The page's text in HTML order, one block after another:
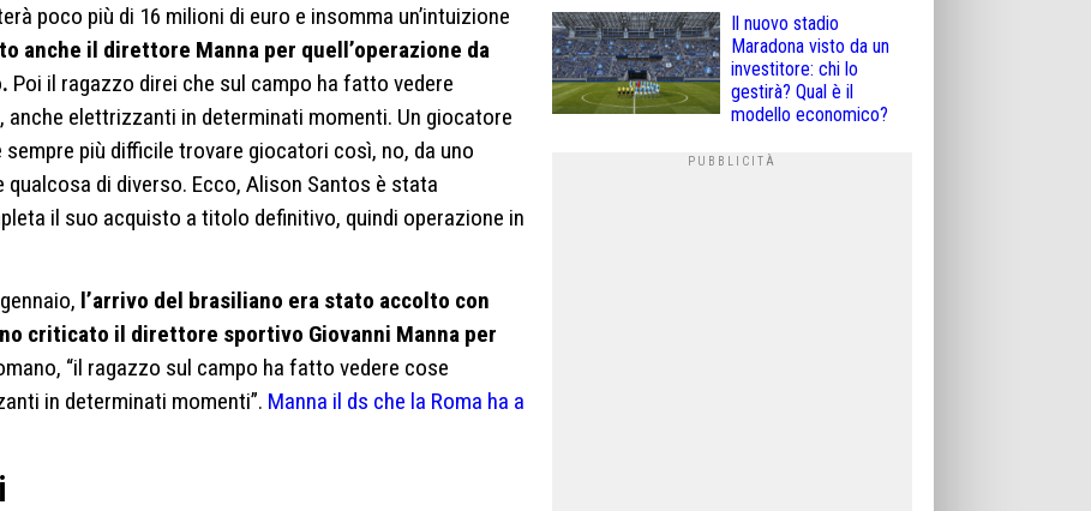
poco più di 16 milioni di euro e insomma un’intuizione
anche il direttore Manna per quell’operazione da
Poi il ragazzo direi che sul campo ha fatto vedere
elettrizzanti in determinati momenti. Un giocatore
più difficile trovare giocatori così, no, da uno
di diverso. Ecco, Alison Santos è stata
il suo acquisto a titolo definitivo, quindi operazione in
l’arrivo del brasiliano era stato accolto con
criticato il direttore sportivo Giovanni Manna per
“il ragazzo sul campo ha fatto vedere cose
in determinati momenti”. Manna il ds che la Roma ha a
Il nuovo stadio
Maradona visto da un
investitore: chi lo
gestirà? Qual è il
modello economico?